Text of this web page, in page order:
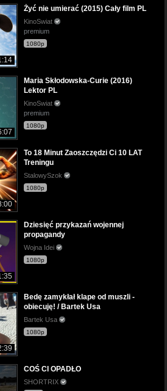
Żyć nie umierać (2015) Cały film PL
KinoSwiat
premium
1080p
Maria Skłodowska-Curie (2016)
Lektor PL
KinoSwiat
premium
1080p
To 18 Minut Zaoszczędzi Ci 10 LAT
Treningu
StalowySzok
1080p
Dziesięć przykazań wojennej
propagandy
Wojna Idei
1080p
Bedę zamykłał klape od muszli -
obiecuję! / Bartek Usa
Bartek Usa
1080p
COŚ CI OPADŁO
SHORTRIX